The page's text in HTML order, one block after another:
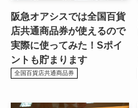
阪急オアシスでは全国百貨
店共通商品券が使えるので
実際に使ってみた！Sポイ
ントも貯まります
全国百貨店共通商品券